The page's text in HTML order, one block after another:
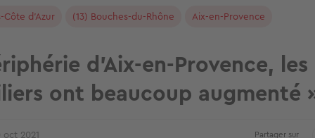
Côte d'Azur (13) Bouches-du-Rhône Aix-en-Provence
d’Aix-en-Provence,
ont beaucoup augmenté
oct 2021 Partager sur